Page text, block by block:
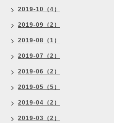
2019-10（4）
2019-09（2）
2019-08（1）
2019-07（2）
2019-06（2）
2019-05（5）
2019-04（2）
2019-03（2）